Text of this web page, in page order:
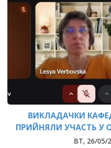
ВИКЛАДАЧКИ
ПРИЙНЯЛИ УЧАСТЬ У
ВТ, 26/05/